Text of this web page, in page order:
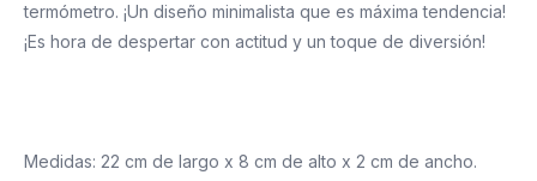
termómetro. ¡Un diseño minimalista que es máxima tendencia!
¡Es hora de despertar con actitud y un toque de diversión!
Medidas: 22 cm de largo x 8 cm de alto x 2 cm de ancho.